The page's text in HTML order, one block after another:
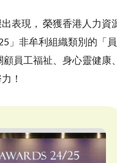
表現， 榮獲香港人力資
」非牟利組織類別的「員
員工福祉、身心靈健康
！